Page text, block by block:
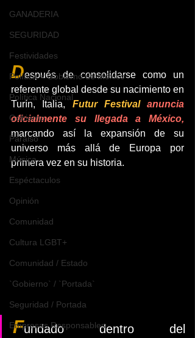
GANADERIA
SEGURIDAD
Festividades
Política < Gobierno de México
Política Nacional
Gobierno
Paraiso
Música
Espéctaculos
Opinión
Comunidad
Cultura LGBT+
Comunidad / Estado
`Gobierno` / `Portada`
Seguridad / Portada
Empresas Responsables
Después de consolidarse como un
referente global desde su nacimiento en
Turín, Italia, Futur Festival anuncia
marcando así la expansión de su
universo más allá de Europa por
primera vez en su historia.
Fundado dentro del